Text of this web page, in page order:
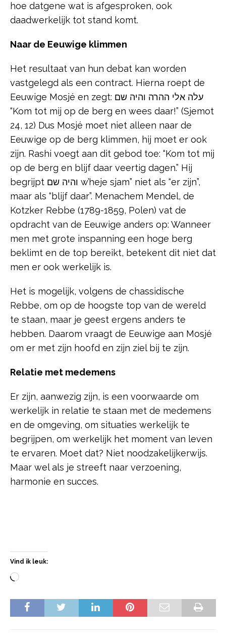
hoe datgene wat is afgesproken, ook
daadwerkelijk tot stand komt.
Naar de Eeuwige klimmen
Het resultaat van hun debat kan worden
vastgelegd als een contract. Hierna roept de
Eeuwige Mosjé en zegt: עלה אלי ההרה והיה שם
“Kom tot mij op de berg en wees daar!” (Sjemot
24, 12) Dus Mosjé moet niet alleen naar de
Eeuwige op de berg klimmen, hij moet er ook
zijn. Rashi voegt aan dit gebod toe: “Kom tot mij
op de berg en blijf daar veertig dagen.” Hij
begrijpt והיה שם w’heje sjam” niet als “er zijn”,
maar als “blijf daar”. Menachem Mendel, de
Kotzker Rebbe (1789-1859, Polen) vat de
opdracht van de Eeuwige anders op: Wanneer
men met grote inspanning een hoge berg
beklimt en de top bereikt, betekent dit niet dat
men er ook werkelijk is.
Het is mogelijk, volgens de chassidische
Rebbe, om op de hoogste top van de wereld
te staan, maar je geest ergens anders te
hebben. Daarom vraagt de Eeuwige aan Mosjé
om er met zijn hoofd en zijn ziel bij te zijn.
Relatie met medemens
Er zijn, aanwezig zijn, is een voorwaarde om
werkelijk in relatie te staan met de medemens
en de omgeving, om situaties werkelijk te
begrijpen, om werkelijk het moment van leven
te ervaren. Moet dat? Niet noodzakelijkerwijs.
Maar wel als je streeft naar verzoening,
harmonie en succes.
Vind ik leuk: